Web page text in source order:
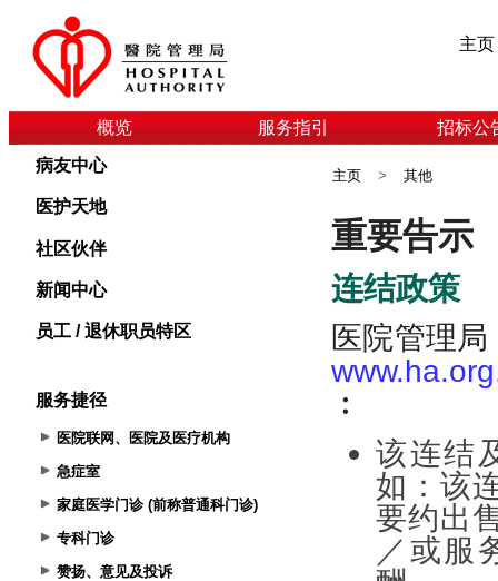
主页
概览 服务指引 招标公
病友中心
医护天地
社区伙伴
新闻中心
员工 / 退休职员特区
服务捷径
医院联网、医院及医疗机构
急症室
家庭医学门诊 (前称普通科门诊)
专科门诊
赞扬、意见及投诉
主页 > 其他